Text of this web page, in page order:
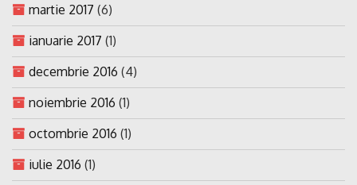
martie 2017 (6)
ianuarie 2017 (1)
decembrie 2016 (4)
noiembrie 2016 (1)
octombrie 2016 (1)
iulie 2016 (1)